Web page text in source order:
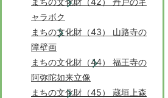
ャラボク
まちの文化財（43） 山路寺の
障壁画
まちの文化財（44） 福王寺の
阿弥陀如来立像
まちの文化財（45） 蔵垣上森